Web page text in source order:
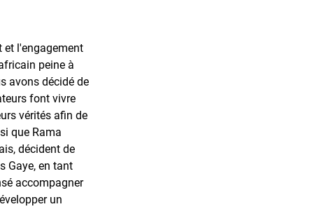
et l'engagement
peine à
avons décidé de
font vivre
vérités afin de
que Rama
décident de
Gaye, en tant
accompagner
un